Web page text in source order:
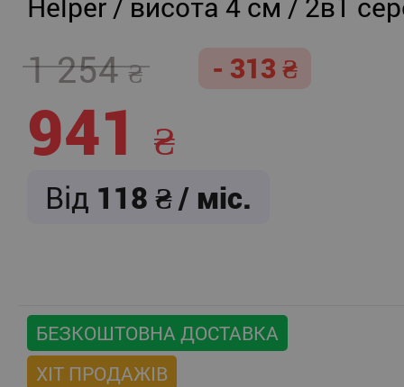
1 254 - 313
941
Від 118 / міс.
БЕЗКОШТОВНА ДОСТАВКА
ХІТ ПРОДАЖІВ